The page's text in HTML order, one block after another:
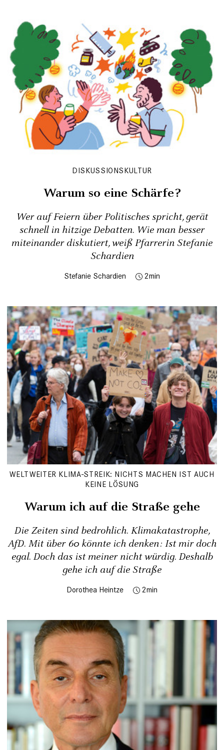
DISKUSSIONSKULTUR
Warum so eine Schärfe?
Wer auf Feiern über Politisches spricht, gerät
schnell in hitzige Debatten. Wie man besser
miteinander diskutiert, weiß Pfarrerin Stefanie
Schardien
Stefanie Schardien 2
WELTWEITER KLIMA-STREIK: NICHTS MACHEN IST AUCH
KEINE LÖSUNG
Warum ich auf die Straße gehe
Die Zeiten sind bedrohlich. Klimakatastrophe,
AfD. Mit über 60 könnte ich denken: Ist mir doch
egal. Doch das ist meiner nicht würdig. Deshalb
gehe ich auf die Straße
Dorothea Heintze 2